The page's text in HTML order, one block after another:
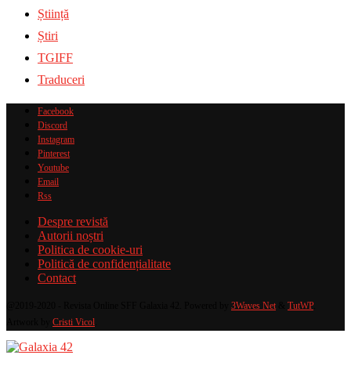
Știință
Știri
TGIFF
Traduceri
Facebook
Discord
Instagram
Pinterest
Youtube
Email
Rss
Despre revistă
Autorii noștri
Politica de cookie-uri
Politică de confidențialitate
Contact
3Waves Net& TutWP.
Cristi Vicol